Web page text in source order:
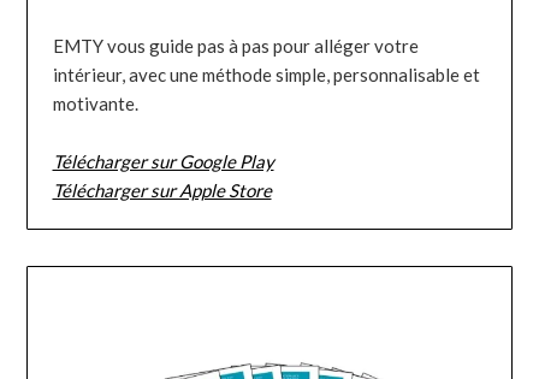
EMTY vous guide pas à pas pour alléger votre
intérieur, avec une méthode simple, personnalisable et
motivante.
Télécharger sur Google Play
Télécharger sur Apple Store